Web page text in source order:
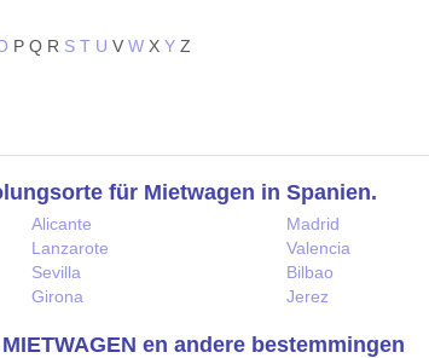
P Q R S T U V W X Y Z
für Mietwagen in Spanien.
Alicante
Madrid
Lanzarote
Valencia
Sevilla
Bilbao
Girona Jerez
en andere bestemmingen